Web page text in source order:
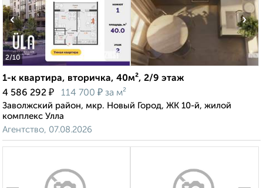
2/10
‹ ›
1-к квартира, вторичка, 40м², 2/9 этаж
4 586 292 ₽ 114 700 ₽ за м²
Заволжский район, мкр. Новый Город, ЖК 10-й, жилой
комплекс Улла
Агентство, 07.08.2026